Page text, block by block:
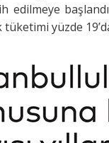
edilmeye
yüzde